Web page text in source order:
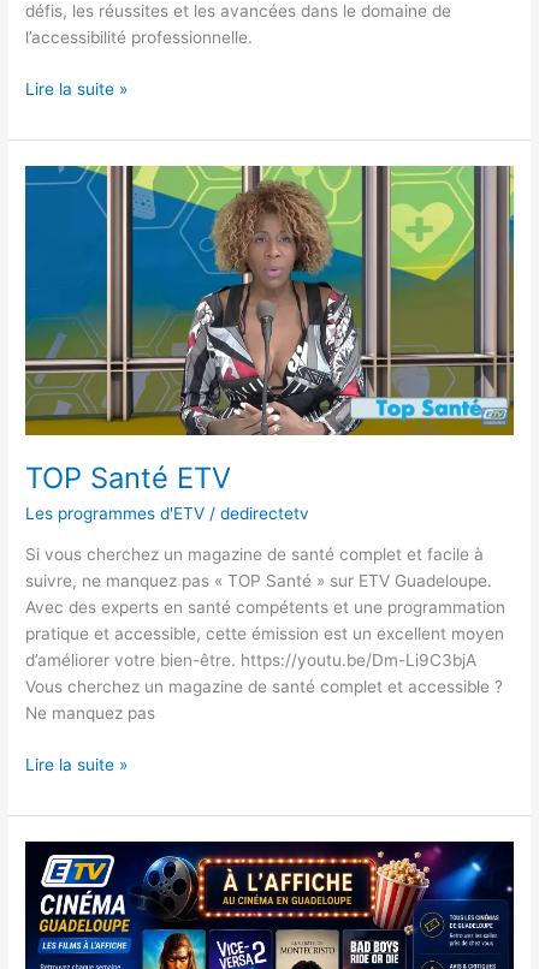
défis, les réussites et les avancées dans le domaine de
l’accessibilité professionnelle.
Lire la suite »
TOP Santé ETV
Les programmes d'ETV /dedirectetv
Si vous cherchez un magazine de santé complet et facile à
suivre, ne manquez pas « TOP Santé » sur ETV Guadeloupe.
Avec des experts en santé compétents et une programmation
pratique et accessible, cette émission est un excellent moyen
d’améliorer votre bien-être. https://youtu.be/Dm-Li9C3bjA
Vous cherchez un magazine de santé complet et accessible ?
Ne manquez pas
TOP
Lire la suite »
ETV
CINÉ
FEEL